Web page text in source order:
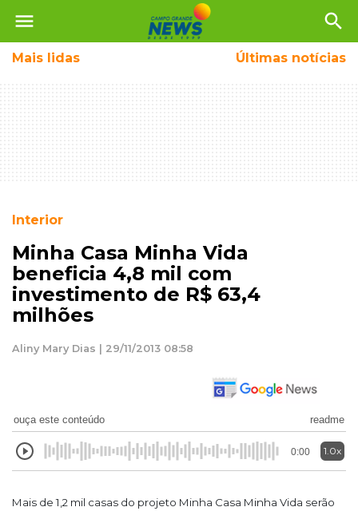
menu search
Mais lidas Últimas notícias
Interior
Minha Casa Minha Vida
beneficia 4,8 mil com
investimento de R$ 63,4
milhões
Aliny Mary Dias | 29/11/2013 08:58
ouça este conteúdo readme
0:00 1.0x
Mais de 1,2 mil casas do projeto Minha Casa Minha Vida serão